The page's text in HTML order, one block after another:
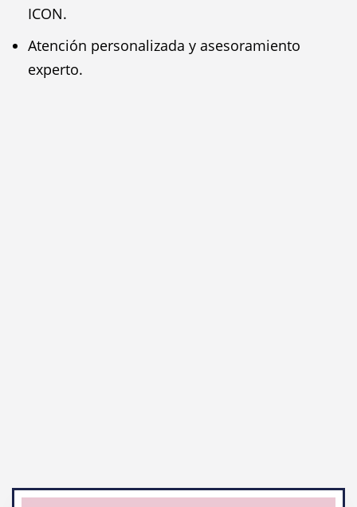
ICON.
Atención personalizada y asesoramiento
experto.